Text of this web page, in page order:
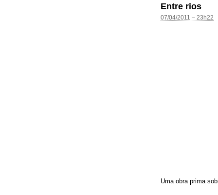
Entre rios
07/04/2011 – 23h22
Uma obra prima